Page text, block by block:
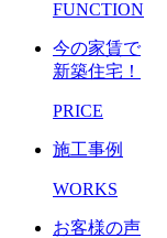
FUNCTION
今の家賃で
新築住宅！
PRICE
施工事例
WORKS
お客様の声